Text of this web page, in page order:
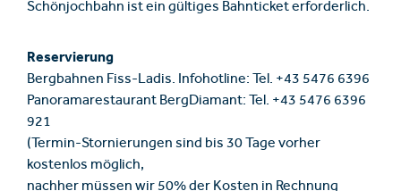
Schönjochbahn ist ein gültiges Bahnticket erforderlich.
Reservierung
Bergbahnen Fiss-Ladis. Infohotline: Tel. +43 5476 6396
Panoramarestaurant BergDiamant: Tel. +43 5476 6396
921
(Termin-Stornierungen sind bis 30 Tage vorher
kostenlos möglich,
nachher müssen wir 50% der Kosten in Rechnung